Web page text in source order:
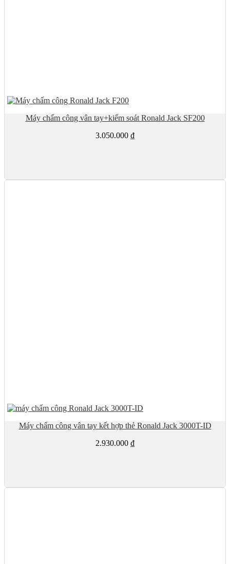
Máy chấm công vân tay+kiểm soát Ronald Jack SF200
3.050.000 ₫
Máy chấm công vân tay kết hợp thẻ Ronald Jack 3000T-ID
2.930.000 ₫